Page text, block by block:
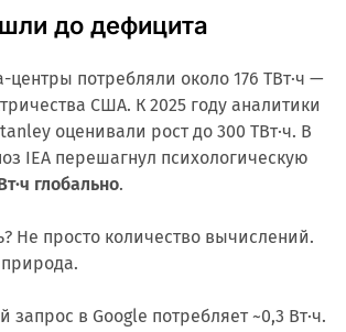
до дефицита
центры потребляли около 176 ТВт·ч —
США. К 2025 году аналитики
оценивали рост до 300 ТВт·ч. В
IEA перешагнул психологическую
глобально.
Не просто количество вычислений.
в Google потребляет ~0,3 Вт·ч.